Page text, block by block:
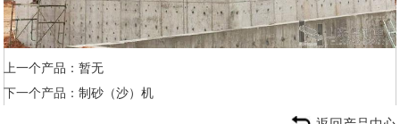
上一个产品：暂无
下一个产品：制砂（沙）机